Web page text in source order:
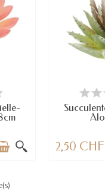
EN
2,50 CHF